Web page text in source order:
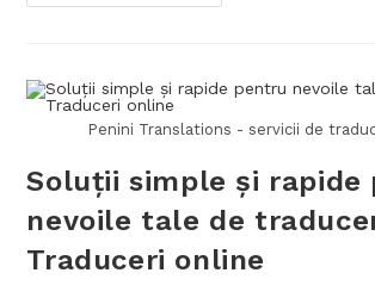
Penini Translations - servicii de
Soluții simple și rapide
nevoile tale de
Traduceri online